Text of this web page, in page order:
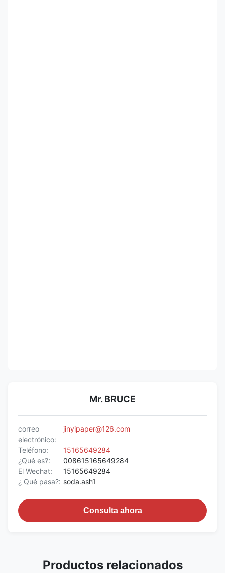
Mr. BRUCE
correo
electrónico:
jinyipaper@126.com
Teléfono:
15165649284
¿Qué es?:
008615165649284
El Wechat:
15165649284
¿ Qué pasa?: soda.ash1
Consulta ahora
Productos relacionados